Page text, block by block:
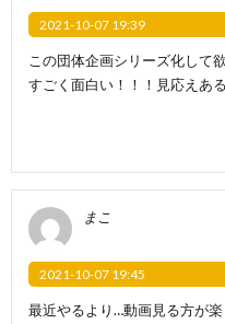
2021-10-07 19:39
この団体企画シリーズ化して
すごく面白い！！！見応えあ
まこ
2021-10-07 19:45
最近やるより…動画見る方が